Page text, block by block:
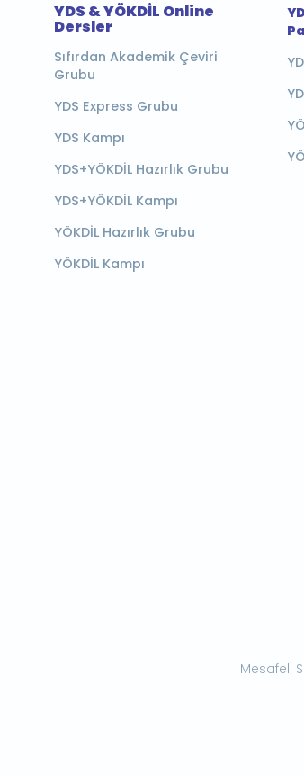
YDS & YÖKDİL Online
Dersler
Sıfırdan Akademik Çeviri
Grubu
YDS Express Grubu
YDS Kampı
YDS+YÖKDİL Hazırlık Grubu
YDS+YÖKDİL Kampı
YÖKDİL Hazırlık Grubu
YÖKDİL Kampı
Mesafeli